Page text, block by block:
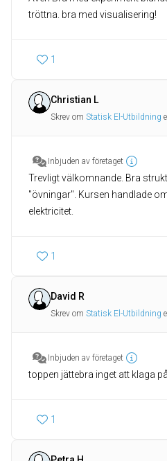
tröttna. bra med visualisering!
1
Christian L
Skrev om Statisk El-Utbildning
Inbjuden av företaget
Trevligt välkomnande. Bra
"övningar". Kursen handlade
elektricitet.
1
David R
Skrev om Statisk El-Utbildning
Inbjuden av företaget
toppen jättebra inget att klaga
1